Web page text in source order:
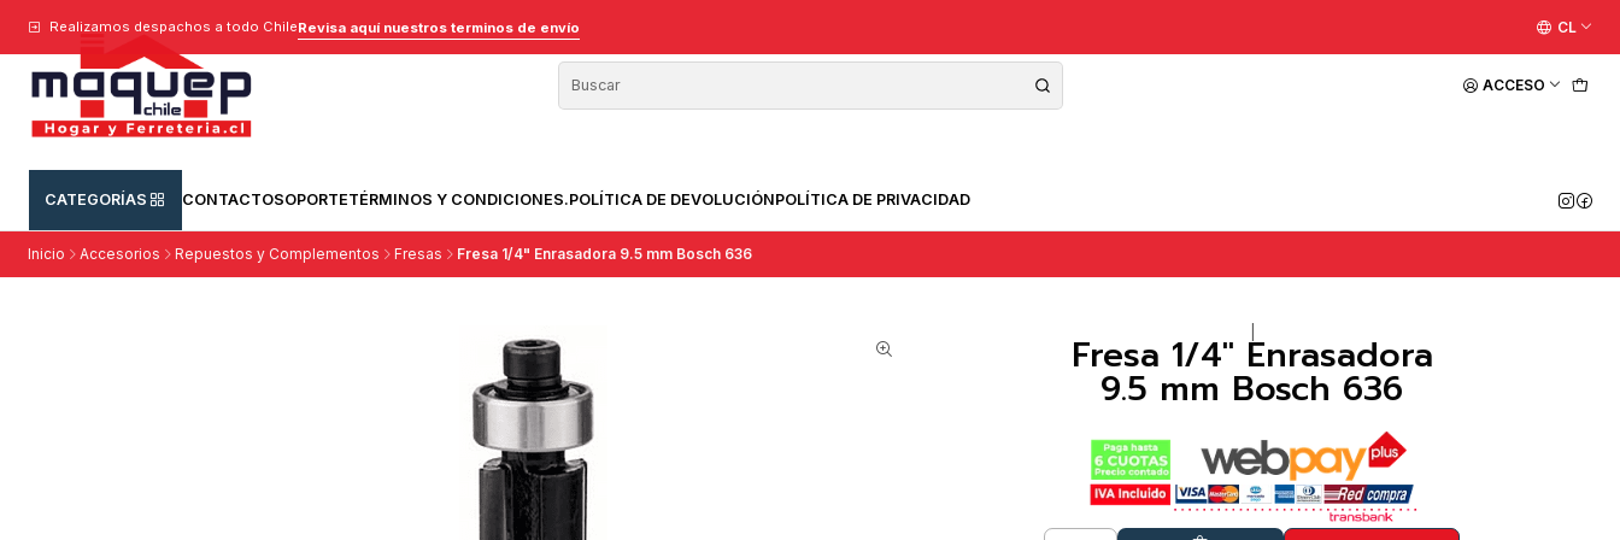
ACCESO
CATEGORÍAS CONTACTOSOPORTETÉRMINOS Y CONDICIONES.POLÍTICA DE DEVOLUCIÓNPOLÍTICA DE PRIVACIDAD
Realizamos despachos a todo ChileRevisa aquí nuestros terminos de envío CL
Inicio Accesorios Repuestos y Complementos Fresas Fresa 1/4" Enrasadora 9.5 mm Bosch 636
Fresa 1/4" Enrasadora
9.5 mm Bosch 636